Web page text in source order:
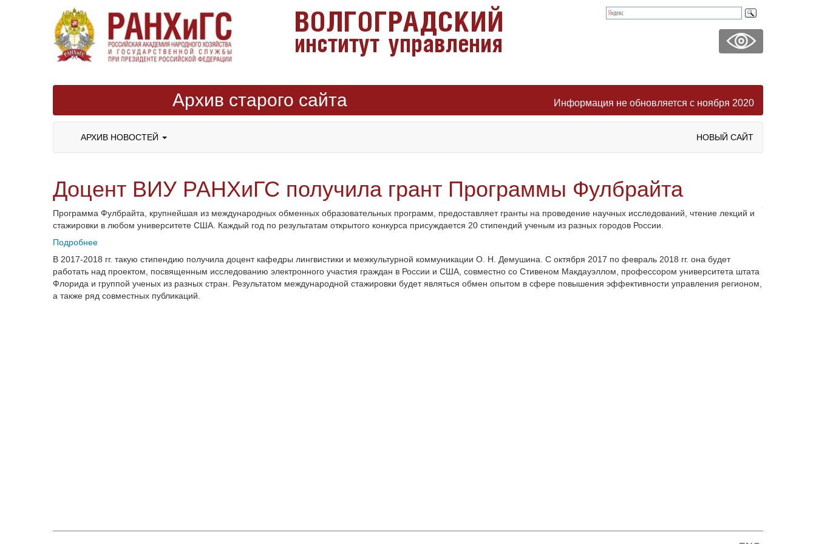
Архив старого сайта Информация не обновляется с ноября 2020
АРХИВ НОВОСТЕЙ НОВЫЙ САЙТ
Доцент ВИУ РАНХиГС получила грант Программы Фулбрайта
Программа Фулбрайта, крупнейшая из международных обменных образовательных программ, предоставляет гранты на проведение научных исследований, чтение лекций и
стажировки в любом университете США. Каждый год по результатам открытого конкурса присуждается 20 стипендий ученым из разных городов России.
Подробнее
В 2017-2018 гг. такую стипендию получила доцент кафедры лингвистики и межкультурной коммуникации О. Н. Демушина. С октября 2017 по февраль 2018 гг. она будет
работать над проектом, посвященным исследованию электронного участия граждан в России и США, совместно со Стивеном Макдауэллом, профессором университета штата
Флорида и группой ученых из разных стран. Результатом международной стажировки будет являться обмен опытом в сфере повышения эффективности управления регионом,
а также ряд совместных публикаций.